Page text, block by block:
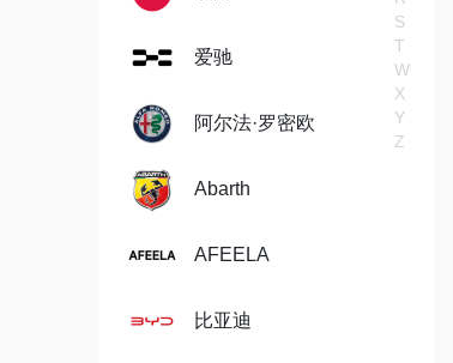
S
T
W
X
Y
Z
爱驰
阿尔法·罗密欧
Abarth
AFEELA
比亚迪